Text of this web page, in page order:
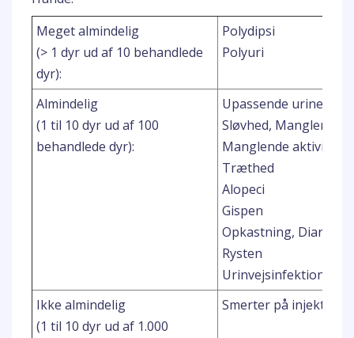
Meget almindelig
(> 1 dyr ud af 10 behandlede
dyr):
Polydipsi
Polyuri
Almindelig
(1 til 10 dyr ud af 100
behandlede dyr):
Upassende urinering
Sløvhed, Manglende
Manglende aktivitet,
Træthed
Alopeci
Gispen
Opkastning, Diarré
Rysten
Urinvejsinfektion
Ikke almindelig
(1 til 10 dyr ud af 1.000
Smerter på